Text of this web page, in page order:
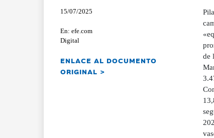
15/07/2025
En: efe.com
Digital
ENLACE AL DOCUMENTO
ORIGINAL >
de